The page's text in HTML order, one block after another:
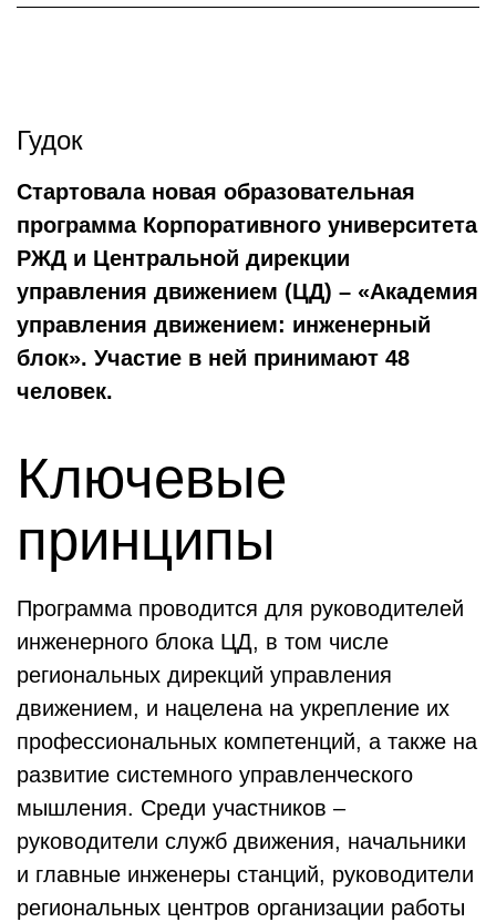
Гудок
Стартовала новая образовательная
программа Корпоративного университета
РЖД и Центральной дирекции
управления движением (ЦД) – «Академия
управления движением: инженерный
блок». Участие в ней принимают 48
человек.
Ключевые
принципы
Программа проводится для руководителей
инженерного блока ЦД, в том числе
региональных дирекций управления
движением, и нацелена на укрепление их
профессиональных компетенций, а также на
развитие системного управленческого
мышления. Среди участников –
руководители служб движения, начальники
и главные инженеры станций, руководители
региональных центров организации работы